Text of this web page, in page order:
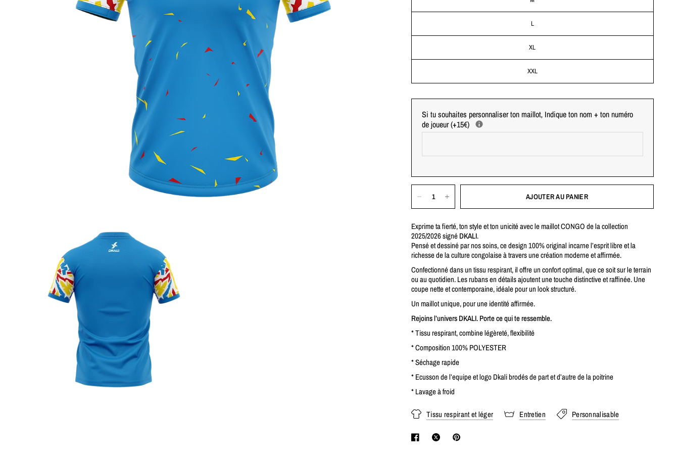
L
XL
XXL
Si tu souhaites personnaliser ton maillot‚ Indique ton nom + ton numéro
de joueur (+15€)
AJOUTER AU PANIER
Exprime ta fierté, ton style et ton unicité avec le maillot CONGO de la collection
2025/2026 signéDKALI.
Pensé et dessiné par nos soins, ce design 100% original incarne l’esprit libre et la
richesse de la culture congolaise à travers une création moderne et affirmée.
Confectionné dans un tissu respirant, il offre un confort optimal, que ce soit sur le terrain
ou au quotidien. Les rubans en détails ajoutent une touche distinctive et raffinée. Une
coupe nette et contemporaine, idéale pour un look structuré.
Un maillot unique, pour une identité affirmée.
Rejoins l’univers DKALI. Porte ce qui te ressemble.
* Tissu respirant, combine légèreté, flexibilité
* Composition 100% POLYESTER
* Séchage rapide
* Ecusson de l’equipe et logo Dkali brodés de part et d’autre de la poitrine
* Lavage à froid
Tissu respirant et léger Entretien Personnalisable